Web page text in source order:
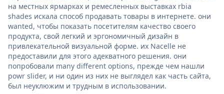
на местных ярмарках и ремесленных выставках rbia
shades искала способ продавать товары в интернете. они
wanted, чтобы показать посетителям качество своего
продукта, свой легкий и эргономичный дизайн в
привлекательной визуальной форме. их Nacelle не
предоставили для этого адекватного решения. они
попробовали many different options, прежде чем нашли
powr slider, и ни один из них не выглядел как часть сайта,
был неуклюжим и трудным в использовании.